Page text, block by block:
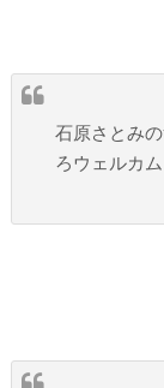
石原さとみ
ろウェルカム